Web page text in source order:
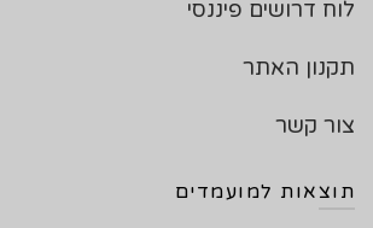
לוח דרושים פיננסי
תקנון האתר
צור קשר
תוצאות למועמדים